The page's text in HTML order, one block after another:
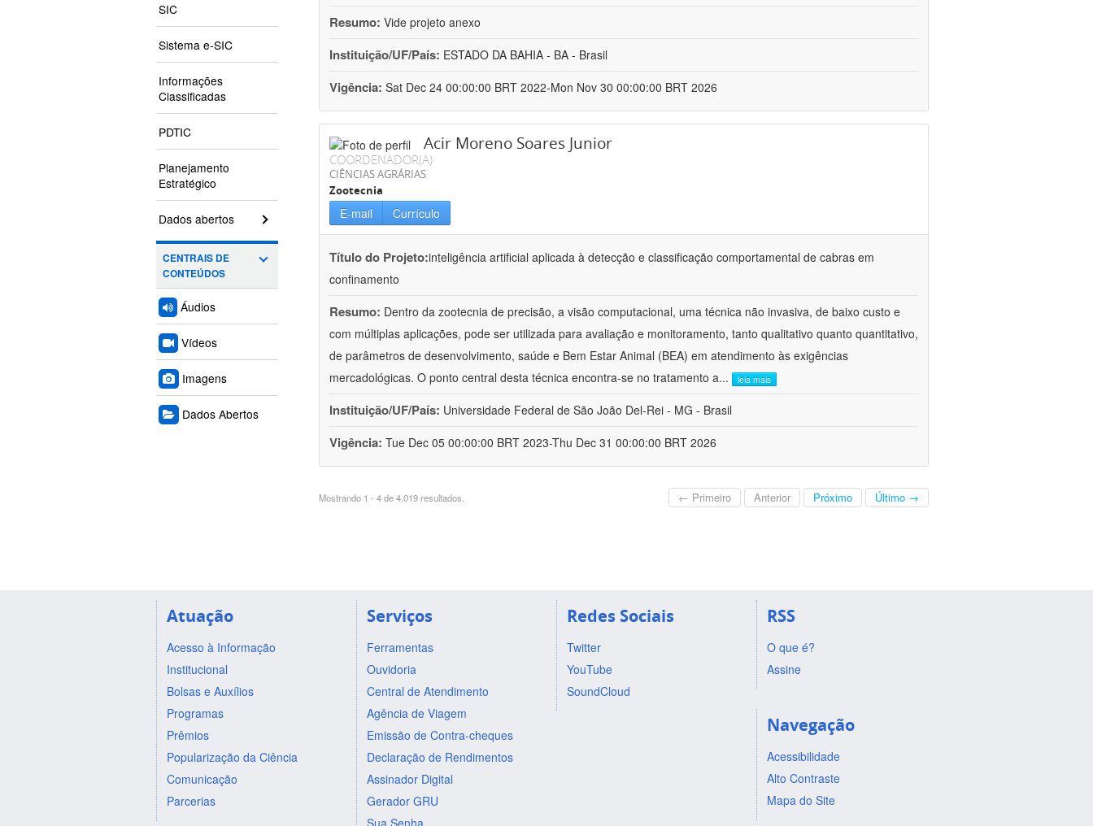
SIC
Sistema e-SIC
Informações
Classificadas
PDTIC
Planejamento
Estratégico
Dados abertos
CENTRAIS DE
CONTEÚDOS
Áudios
Vídeos
Imagens
Dados Abertos
Resumo: Vide projeto anexo
Instituição/UF/País: ESTADO DA BAHIA - BA - Brasil
Vigência: Sat Dec 24 00:00:00 BRT 2022-Mon Nov 30 00:00:00 BRT 2026
Acir Moreno Soares Junior
COORDENADOR(A)
CIÊNCIAS AGRÁRIAS
Zootecnia
E-mail Currículo
Título do Projeto:inteligência artificial aplicada à detecção e classificação comportamental de cabras em
confinamento
Resumo: Dentro da zootecnia de precisão, a visão computacional, uma técnica não invasiva, de baixo custo e
com múltiplas aplicações, pode ser utilizada para avaliação e monitoramento, tanto qualitativo quanto quantitativo,
de parâmetros de desenvolvimento, saúde e Bem Estar Animal (BEA) em atendimento às exigências
mercadológicas. O ponto central desta técnica encontra-se no tratamento a... leia mais
Instituição/UF/País: Universidade Federal de São João Del-Rei - MG - Brasil
Vigência: Tue Dec 05 00:00:00 BRT 2023-Thu Dec 31 00:00:00 BRT 2026
Mostrando 1 - 4 de 4.019 resultados. ← Primeiro Anterior Próximo Último →
Atuação
Acesso à Informação
Institucional
Bolsas e Auxílios
Programas
Prêmios
Popularização da Ciência
Comunicação
Parcerias
Serviços
Ferramentas
Ouvidoria
Central de Atendimento
Agência de Viagem
Emissão de Contra-cheques
Declaração de Rendimentos
Assinador Digital
Gerador GRU
Sua Senha
Redes Sociais
Twitter
YouTube
SoundCloud
RSS
O que é?
Assine
Navegação
Acessibilidade
Alto Contraste
Mapa do Site